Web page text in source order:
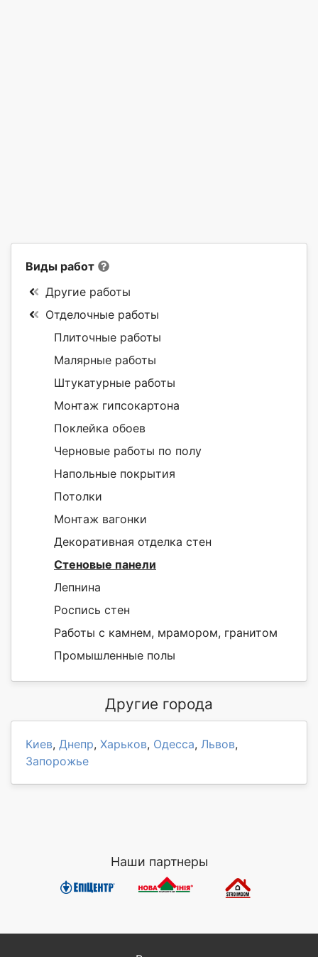
Виды работ
Другие работы
Отделочные работы
Плиточные работы
Малярные работы
Штукатурные работы
Монтаж гипсокартона
Поклейка обоев
Черновые работы по полу
Напольные покрытия
Потолки
Монтаж вагонки
Декоративная отделка стен
Стеновые панели
Лепнина
Роспись стен
Работы с камнем, мрамором, гранитом
Промышленные полы
Другие города
Киев, Днепр, Харьков, Одесса, Львов,
Запорожье
Наши партнеры